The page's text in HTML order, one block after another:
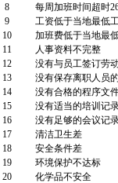
8
每周加班时间超时
9
工资低于当地最低
10
加班费低于当地最
11
人事资料不完整
12
没有与员工签订劳
13
没有保存离职人员
14
没有合格的程序文
15
没有适当的培训记
16
没有足够的会议记
17
清洁卫生差
18
安全条件差
19
环境保护不达标
20
化学品不安全